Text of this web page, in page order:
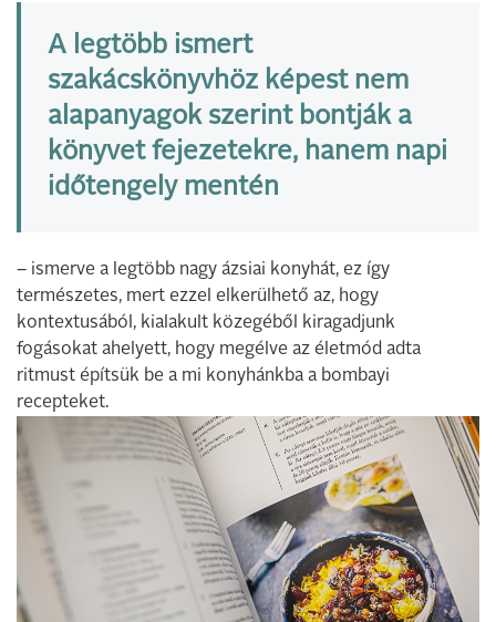
A legtöbb ismert
szakácskönyvhöz képest nem
alapanyagok szerint bontják a
könyvet fejezetekre, hanem napi
időtengely mentén
– ismerve a legtöbb nagy ázsiai konyhát, ez így
természetes, mert ezzel elkerülhető az, hogy
kontextusából, kialakult közegéből kiragadjunk
fogásokat ahelyett, hogy megélve az életmód adta
ritmust építsük be a mi konyhánkba a bombayi
recepteket.